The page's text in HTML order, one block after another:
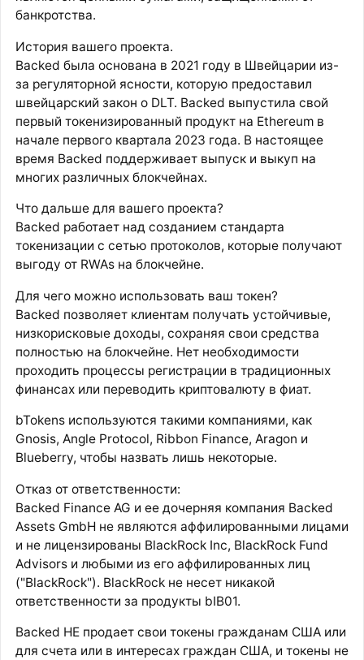
банкротства.
История вашего проекта.
Backed была основана в 2021 году в Швейцарии из-
за регуляторной ясности, которую предоставил
швейцарский закон о DLT. Backed выпустила свой
первый токенизированный продукт на Ethereum в
начале первого квартала 2023 года. В настоящее
время Backed поддерживает выпуск и выкуп на
многих различных блокчейнах.
Что дальше для вашего проекта?
Backed работает над созданием стандарта
токенизации с сетью протоколов, которые получают
выгоду от RWAs на блокчейне.
Для чего можно использовать ваш токен?
Backed позволяет клиентам получать устойчивые,
низкорисковые доходы, сохраняя свои средства
полностью на блокчейне. Нет необходимости
проходить процессы регистрации в традиционных
финансах или переводить криптовалюту в фиат.
bTokens используются такими компаниями, как
Gnosis, Angle Protocol, Ribbon Finance, Aragon и
Blueberry, чтобы назвать лишь некоторые.
Отказ от ответственности:
Backed Finance AG и ее дочерняя компания Backed
Assets GmbH не являются аффилированными лицами
и не лицензированы BlackRock Inc, BlackRock Fund
Advisors и любыми из его аффилированных лиц
("BlackRock"). BlackRock не несет никакой
ответственности за продукты bIB01.
Backed НЕ продает свои токены гражданам США или
для счета или в интересах граждан США, и токены не